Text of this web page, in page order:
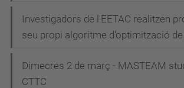
Investigadors de l'EETAC realitzen
seu propi algoritme d'optimització
Dimecres 2 de març - MASTEAM
CTTC